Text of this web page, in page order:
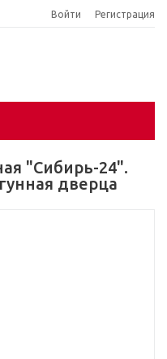
Войти Регистрация
"Сибирь-24".
дверца